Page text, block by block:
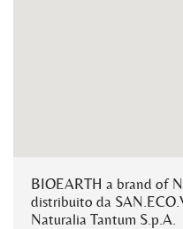
BIOEARTH a brand of
distribuito da
Naturalia Tantum S.p.A.